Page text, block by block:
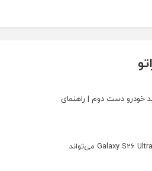
خودرو دست دوم | راهنمای
چگونه گوشی Galaxy S26 Ultra می‌تواند